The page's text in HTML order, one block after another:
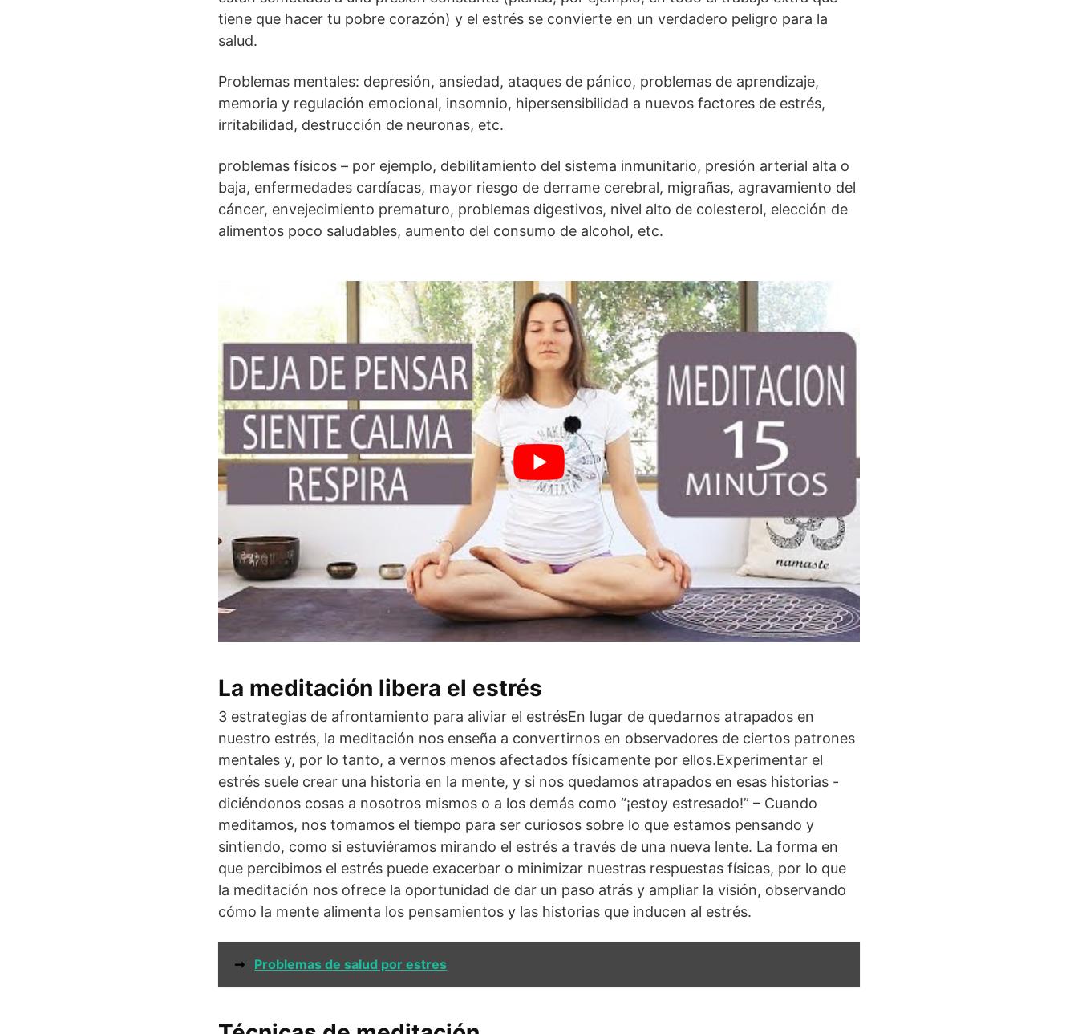
tiene que hacer tu pobre corazón) y el estrés se convierte en un verdadero peligro para la
salud.
Problemas mentales: depresión, ansiedad, ataques de pánico, problemas de aprendizaje,
memoria y regulación emocional, insomnio, hipersensibilidad a nuevos factores de estrés,
irritabilidad, destrucción de neuronas, etc.
problemas físicos – por ejemplo, debilitamiento del sistema inmunitario, presión arterial alta o
baja, enfermedades cardíacas, mayor riesgo de derrame cerebral, migrañas, agravamiento del
cáncer, envejecimiento prematuro, problemas digestivos, nivel alto de colesterol, elección de
alimentos poco saludables, aumento del consumo de alcohol, etc.
La meditación libera el estrés
3 estrategias de afrontamiento para aliviar el estrésEn lugar de quedarnos atrapados en
nuestro estrés, la meditación nos enseña a convertirnos en observadores de ciertos patrones
mentales y, por lo tanto, a vernos menos afectados físicamente por ellos.Experimentar el
estrés suele crear una historia en la mente, y si nos quedamos atrapados en esas historias -
diciéndonos cosas a nosotros mismos o a los demás como “¡estoy estresado!” – Cuando
meditamos, nos tomamos el tiempo para ser curiosos sobre lo que estamos pensando y
sintiendo, como si estuviéramos mirando el estrés a través de una nueva lente. La forma en
que percibimos el estrés puede exacerbar o minimizar nuestras respuestas físicas, por lo que
la meditación nos ofrece la oportunidad de dar un paso atrás y ampliar la visión, observando
cómo la mente alimenta los pensamientos y las historias que inducen al estrés.
➞ Problemas de salud por estres